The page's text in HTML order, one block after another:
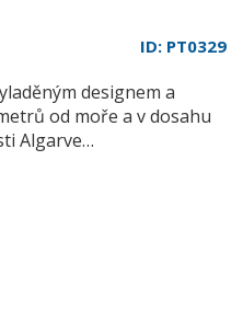
ID: PT0329
designem a
od moře a v dosahu
Algarve…